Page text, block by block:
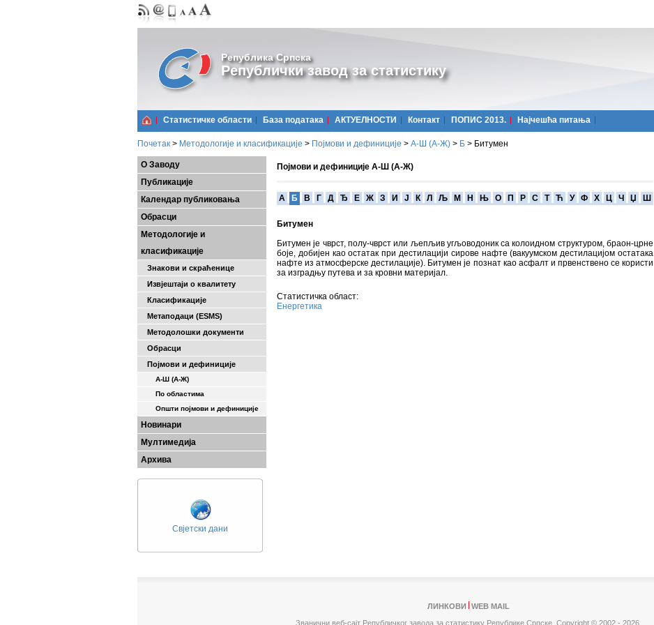
Република Српска
Републички завод за статистику
Статистичке области Базa података АКТУЕЛНОСТИ Контакт ПОПИС 2013. Најчешћa питања
Почетак > Методологије и класификације > Појмови и дефиниције > А-Ш (A-Ж) > Б > Битумен
О Заводу
Публикације
Календар публиковања
Обрасци
Методологије и
класификације
Знакови и скраћенице
Извјештаји о квалитету
Класификације
Метаподаци (ESMS)
Методолошки документи
Обрасци
Појмови и дефиниције
А-Ш (A-Ж)
По областима
Општи појмови и дефиниције
Новинари
Мултимедија
Архива
Свјетски дани
Појмови и дефиниције А-Ш (А-Ж)
A Б В Г Д Ђ Е Ж З И Ј К Л Љ М Н Њ О П Р С Т Ћ У Ф Х Ц Ч Џ Ш
Битумен
Битумен је чврст, полу-чврст или љепљив угљоводоник са колоидном структуром, браон-црне
боје, добијен као остатак при дестилацији сирове нафте (вакуумском дестилацијом остатака
нафте из атмосферске дестилације). Битумен је познат као асфалт и првенствено се користи
за изградњу путева и за кровни материјал.
Статистичка област:
Енергетика
ЛИНКОВИ
WEB MAIL
Званични веб-сајт Републичког завода за статистику Републике Српске, Copyright © 2002 - 2026.